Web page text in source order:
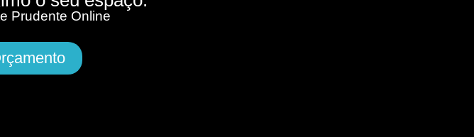
Prudente Online